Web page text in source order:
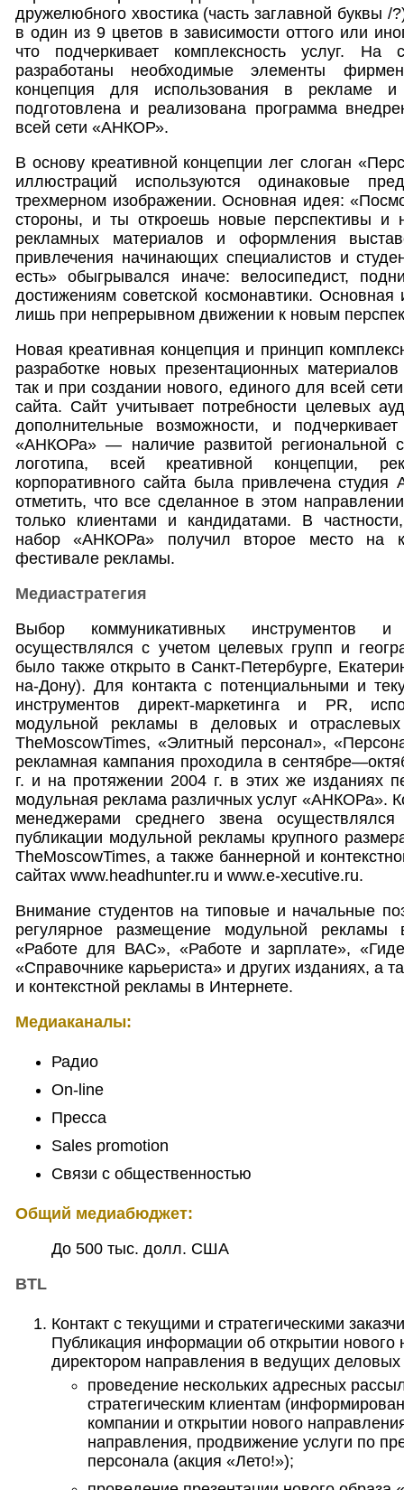
дружелюбного хвостика (часть заглавной буквы /
в один из 9 цветов в зависимости оттого или
что подчеркивает комплексность услуг.
разработаны необходимые элементы
концепция для использования в рекламе и
подготовлена и реализована программа
всей сети «АНКОР».
В основу креативной концепции лег слоган
иллюстраций используются одинаковые
трехмерном изображении. Основная идея:
стороны, и ты откроешь новые перспективы и
рекламных материалов и оформления
привлечения начинающих специалистов и
есть» обыгрывался иначе: велосипедист,
достижениям советской космонавтики.
лишь при непрерывном движении к новым
Новая креативная концепция и принцип
разработке новых презентационных
так и при создании нового, единого для всей
сайта. Сайт учитывает потребности целевых
дополнительные возможности, и
«АНКОРа» — наличие развитой региональной
логотипа, всей креативной концепции,
корпоративного сайта была привлечена
отметить, что все сделанное в этом
только клиентами и кандидатами. В
набор «АНКОРа» получил второе место на
фестивале рекламы.
Медиастратегия
Выбор коммуникативных инструментов
осуществлялся с учетом целевых групп и
было также открыто в Санкт-Петербурге,
на-Дону). Для контакта с потенциальными и
инструментов директ-маркетинга и PR,
модульной рекламы в деловых и отраслевых
TheMoscowTimes, «Элитный персонал»,
рекламная кампания проходила в
г. и на протяжении 2004 г. в этих же изданиях
модульная реклама различных услуг «АНКОРа».
менеджерами среднего звена
публикации модульной рекламы крупного
TheMoscowTimes, а также баннерной и
сайтах www.headhunter.ru и www.e-xecutive.ru.
Внимание студентов на типовые и начальные
регулярное размещение модульной рекламы
«Работе для ВАС», «Работе и зарплате»,
«Справочнике карьериста» и других изданиях, а
и контекстной рекламы в Интернете.
Медиаканалы:
Радио
On-line
Пресса
Sales promotion
Связи с общественностью
Общий медиабюджет:
До 500 тыс. долл. США
BTL
Контакт с текущими и стратегическими
Публикация информации об открытии нового
директором направления в ведущих
проведение нескольких адресных
стратегическим клиентам
компании и открытии нового
направления, продвижение услуги по
персонала (акция «Лето!»);